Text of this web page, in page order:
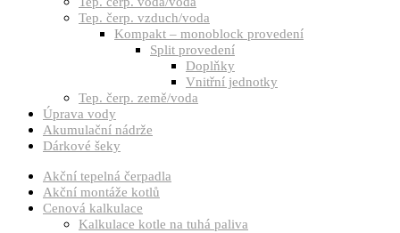
Tep. čerp. vzduch/voda
Kompakt – monoblock provedení
Split provedení
Doplňky
Vnitřní jednotky
Tep. čerp. země/voda
Úprava vody
Akumulační nádrže
Dárkové šeky
Akční tepelná čerpadla
Akční montáže kotlů
Cenová kalkulace
Kalkulace kotle na tuhá paliva